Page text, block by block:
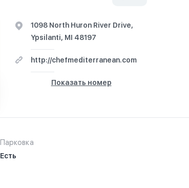
1098 North Huron River Drive,
Ypsilanti, MI 48197
http://chefmediterranean.com
Показать номер
Парковка
Есть